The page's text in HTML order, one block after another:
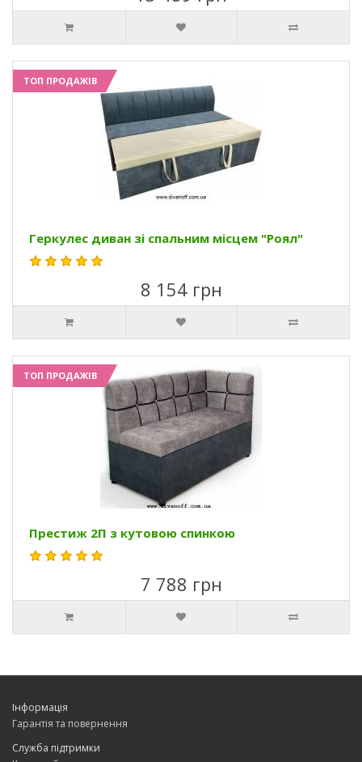
ТОП ПРОДАЖІВ
Геркулес диван зі спальним місцем "Роял"
8 154 грн
ТОП ПРОДАЖІВ
Престиж 2П з кутовою спинкою
7 788 грн
Інформація
Гарантія та повернення
Служба підтримки